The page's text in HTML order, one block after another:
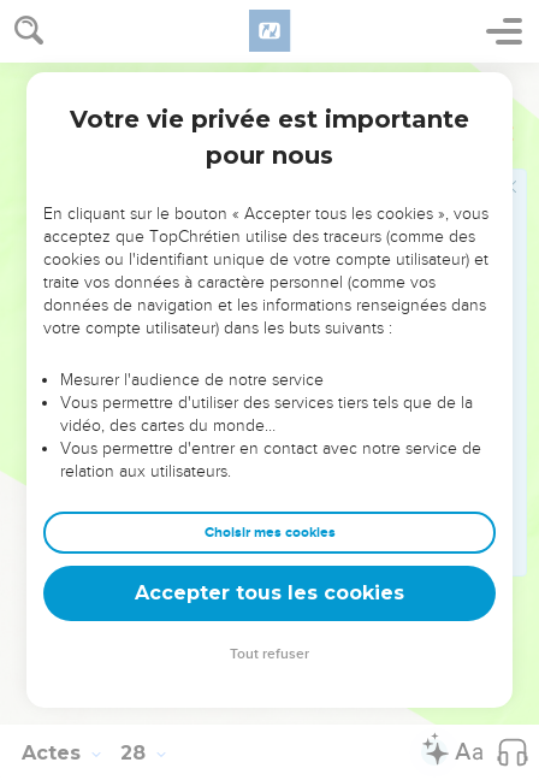
Actes 27
à la mer.
Le naufrage
Au lever du jour, sans reconnaître l’endroit, ils ont aperçu
un golfe avec une plage et décidé, si possible, d'y faire
Ils ont détaché les ancres pour les laisser aller dans la mer
et ont en même temps relâché les attaches des gouvernails.
Puis ils ont mis au vent la voile d'artimon et se sont dirigés
vers le rivage,
mais ils sont tombés sur un banc de sable où ils ont fait
immobilisé, tandis que l’arrière se brisait sous la violence
[des vagues].
Les soldats étaient d’avis de tuer les prisonniers de peur
que l’un d’eux ne s'échappe à la nage,
mais l’officier, qui voulait sauver Paul, les a empêchés de
mettre ce projet à exécution. Il a ordonné à ceux qui
savaient nager de se jeter les premiers à l'eau pour gagner la
terre
et aux autres de s’agripper à des planches ou à des débris
Actes 28
Votre vie privée est importante
pour nous
En cliquant sur le bouton « Accepter tous les cookies », vous
acceptez que TopChrétien utilise des traceurs (comme des
cookies ou l'identifiant unique de votre compte utilisateur) et
traite vos données à caractère personnel (comme vos
données de navigation et les informations renseignées dans
votre compte utilisateur) dans les buts suivants :
Mesurer l'audience de notre service
Vous permettre d'utiliser des services tiers tels que de la
vidéo, des cartes du monde…
Vous permettre d'entrer en contact avec notre service de
relation aux utilisateurs.
Choisir mes cookies
Accepter tous les cookies
Tout refuser